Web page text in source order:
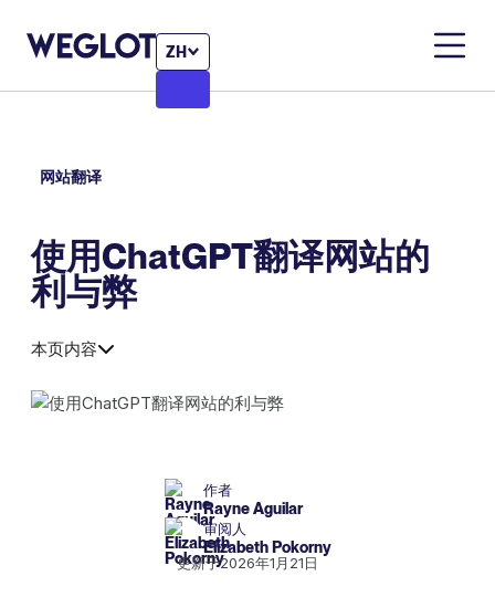
ZH
网站翻译
使用ChatGPT翻译网站的
利与弊
本页内容
作者
Rayne Aguilar
审阅人
Elizabeth Pokorny
更新于2026年1月21日